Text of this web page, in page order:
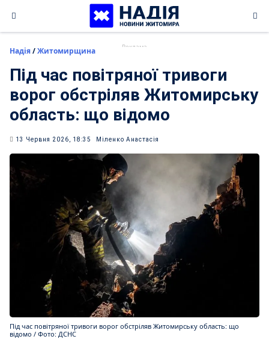
content
Надія/Житомирщина
Під час повітряної тривоги
ворог обстріляв Житомирську
область: що відомо
13 Червня 2026, 18:35 Міленко Анастасія
Під час повітряної тривоги ворог обстріляв Житомирську область: що
відомо / Фото: ДСНС